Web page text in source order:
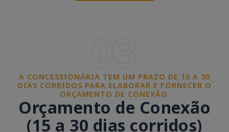
A CONCESSIONÁRIA TEM UM PRAZO DE 15 A 30
DIAS CORRIDOS PARA ELABORAR E FORNECER O
ORÇAMENTO DE CONEXÃO.
Orçamento de Conexão
(15 a 30 dias corridos)